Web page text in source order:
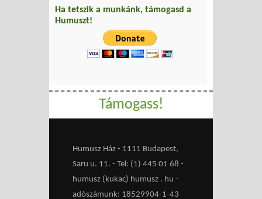
Ha tetszik a munkánk, támogasd a
Humuszt!
Támogass!
Humusz Ház - 1111 Budapest,
Saru u. 11. - Tel: (1) 445 01 68 -
humusz (kukac) humusz . hu -
adószámunk: 18529904-1-43